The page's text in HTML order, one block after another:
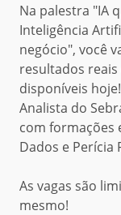
Na palestra "IA
Inteligência
negócio", você
resultados
disponíveis
Analista do
com formações
Dados e Perícia
As vagas são
mesmo!